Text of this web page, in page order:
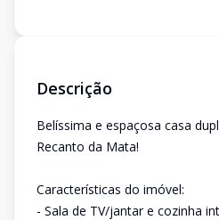
Descrição
Belíssima e espaçosa casa
Recanto da Mata!
Características do imóvel:
- Sala de TV/jantar e cozinha